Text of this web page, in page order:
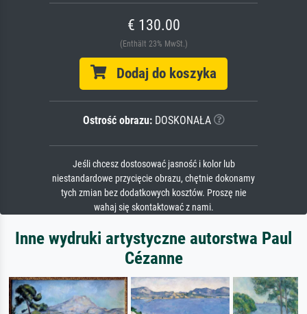
€ 130.00
(Enthält 23% MwSt.)
Dodaj do koszyka
Ostrość obrazu:DOSKONAŁA
Jeśli chcesz dostosować jasność i kolor lub
niestandardowe przycięcie obrazu, chętnie dokonamy
tych zmian bez dodatkowych kosztów. Proszę nie
wahaj się skontaktować z nami.
Inne wydruki artystyczne autorstwa Paul
Cézanne